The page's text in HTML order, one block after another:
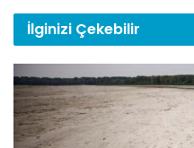
İlginizi Çekebilir